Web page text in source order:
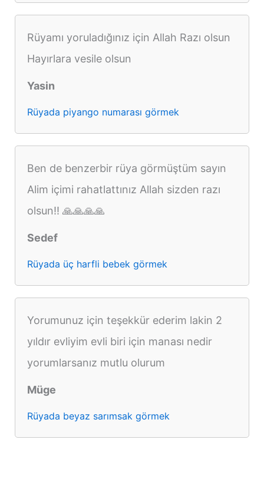
Rüyamı yoruladığınız için Allah Razı olsun
Hayırlara vesile olsun
Yasin
Rüyada piyango numarası görmek
Ben de benzerbir rüya görmüştüm sayın
Alim içimi rahatlattınız Allah sizden razı
olsun!! 🙏🙏🙏🙏
Sedef
Rüyada üç harfli bebek görmek
Yorumunuz için teşekkür ederim lakin 2
yıldır evliyim evli biri için manası nedir
yorumlarsanız mutlu olurum
Müge
Rüyada beyaz sarımsak görmek